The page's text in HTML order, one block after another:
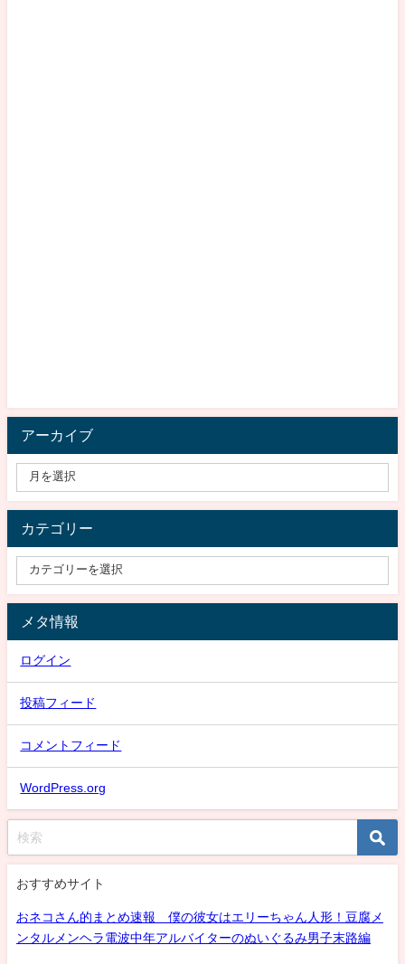
アーカイブ
カテゴリー
メタ情報
ログイン
投稿フィード
コメントフィード
WordPress.org
おすすめサイト
おネコさん的まとめ速報 僕の彼女はエリーちゃん人形！豆腐メ
ンタルメンヘラ電波中年アルバイターのぬいぐるみ男子末路編